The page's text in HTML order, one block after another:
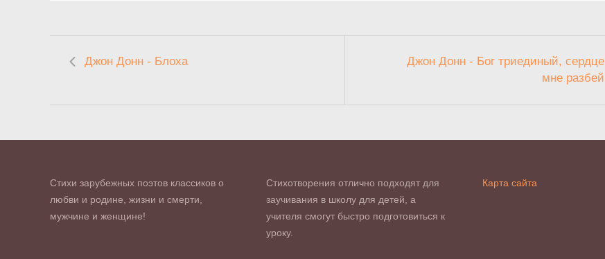
Джон Донн - Блоха
Джон Донн - Бог триединый, сердце
мне разбей
Стихи зарубежных поэтов классиков о
любви и родине, жизни и смерти,
мужчине и женщине!
Стихотворения отлично подходят для
заучивания в школу для детей, а
учителя смогут быстро подготовиться к
уроку.
Карта сайта